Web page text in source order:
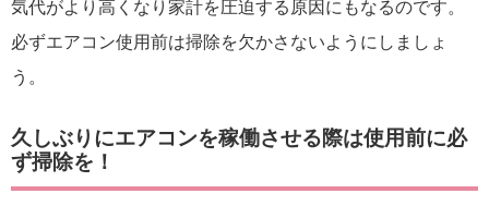
気代がより高くなり家計を圧迫する原因にもなるのです。
必ずエアコン使用前は掃除を欠かさないようにしましょ
う。
久しぶりにエアコンを稼働させる際は使用前に必
ず掃除を！